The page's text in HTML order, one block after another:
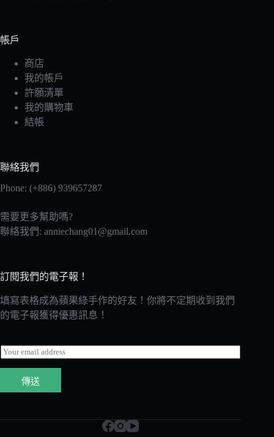
帳戶
商店
我的帳戶
許願清單
我的購物車
結帳
聯絡我們
Phone: (+886) 939657287
需要更多幫助嗎?
聯絡我們: anniechang01@gmail.com
訂閱我們的電子報！
填寫表格成為蘋果綠手作的好友！你將不定期收到我們
的電子報獲得優惠訊息！
E
m
a
l
傳送